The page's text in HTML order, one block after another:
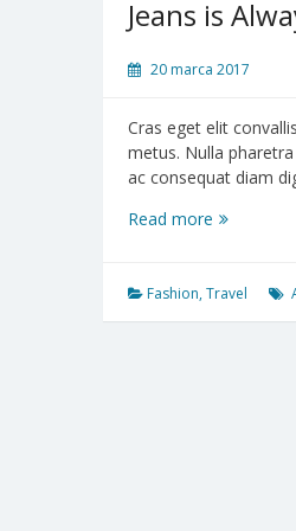
Jeans is
20 marca 2017
Cras eget elit
metus. Nulla
ac consequat diam
Read more Jeans
Trendy
Fashion,Travel